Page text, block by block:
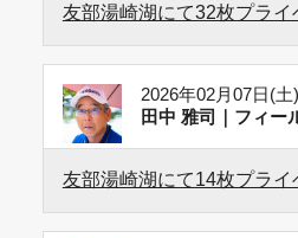
友部湯崎湖にて32枚プライ
2026年02月07日(土)
田中 雅司｜フィー
友部湯崎湖にて14枚プライ